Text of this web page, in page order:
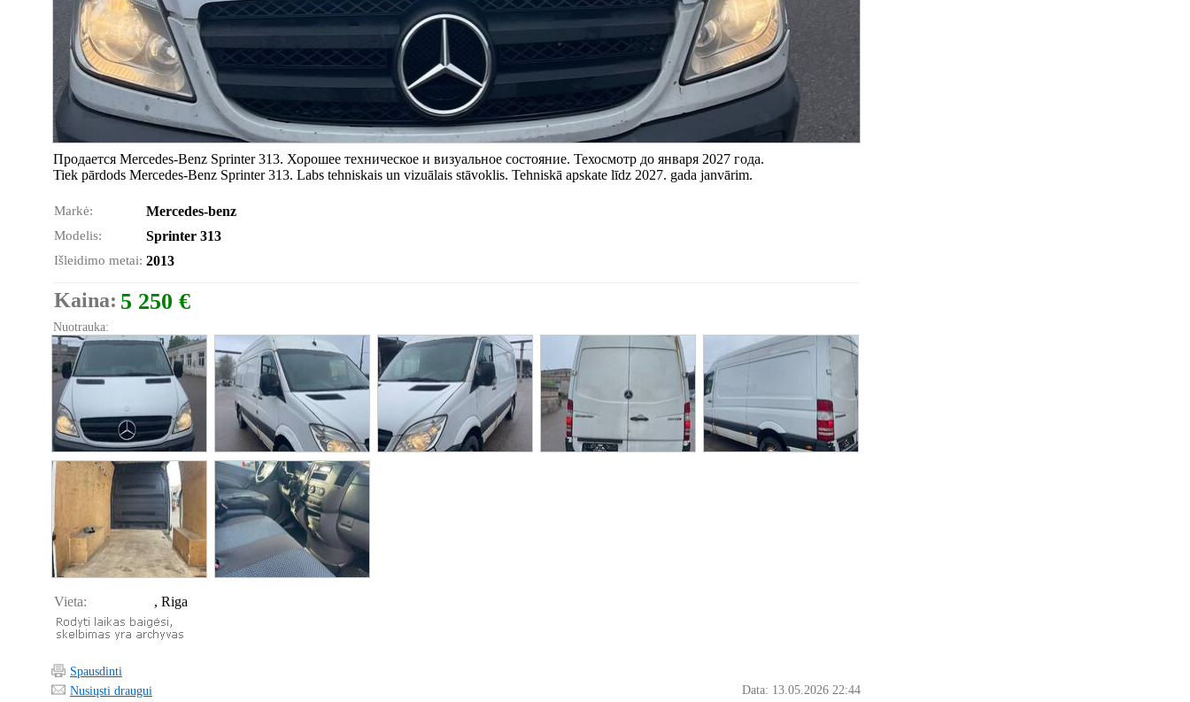
Продается Mercedes-Benz Sprinter 313. Хорошее техническое и визуальное состояние. Техосмотр до января 2027 года.
Tiek pārdods Mercedes-Benz Sprinter 313. Labs tehniskais un vizuālais stāvoklis. Tehniskā apskate līdz 2027. gada janvārim.
Markė: Mercedes-benz
Modelis: Sprinter 313
Išleidimo metai: 2013
Kaina: 5 250 €
Nuotrauka:
Vieta: , Riga
Spausdinti
Nusiųsti draugui
Data: 13.05.2026 22:44